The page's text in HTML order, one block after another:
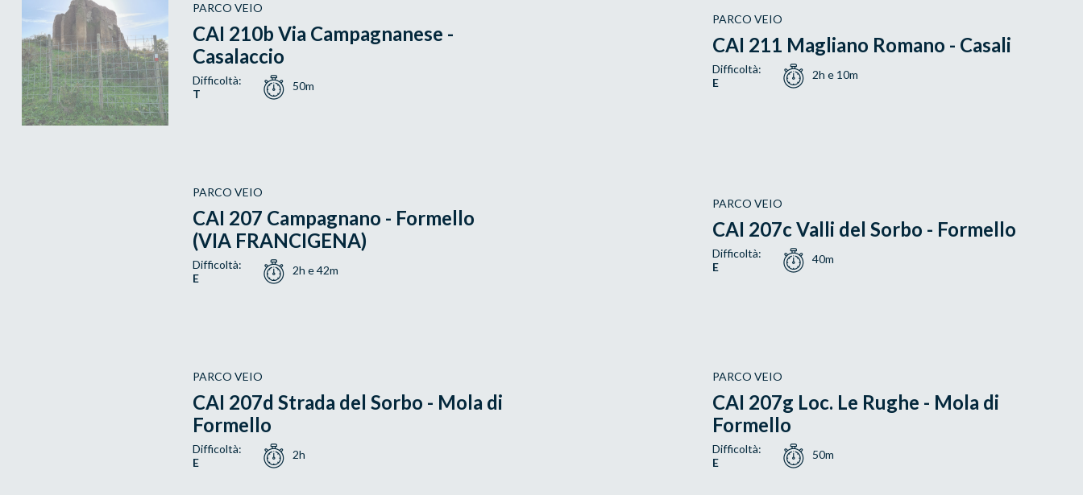
PARCO VEIO
CAI 210b Via Campagnanese -
Casalaccio
Difficoltà:
T
50m
PARCO VEIO
CAI 211 Magliano Romano - Casali
Difficoltà:
E
2h e 10m
PARCO VEIO
CAI 207 Campagnano - Formello
(VIA FRANCIGENA)
Difficoltà:
E
2h e 42m
PARCO VEIO
CAI 207c Valli del Sorbo - Formello
Difficoltà:
E
40m
PARCO VEIO
CAI 207d Strada del Sorbo - Mola di
Formello
Difficoltà:
E
2h
PARCO VEIO
CAI 207g Loc. Le Rughe - Mola di
Formello
Difficoltà:
E
50m